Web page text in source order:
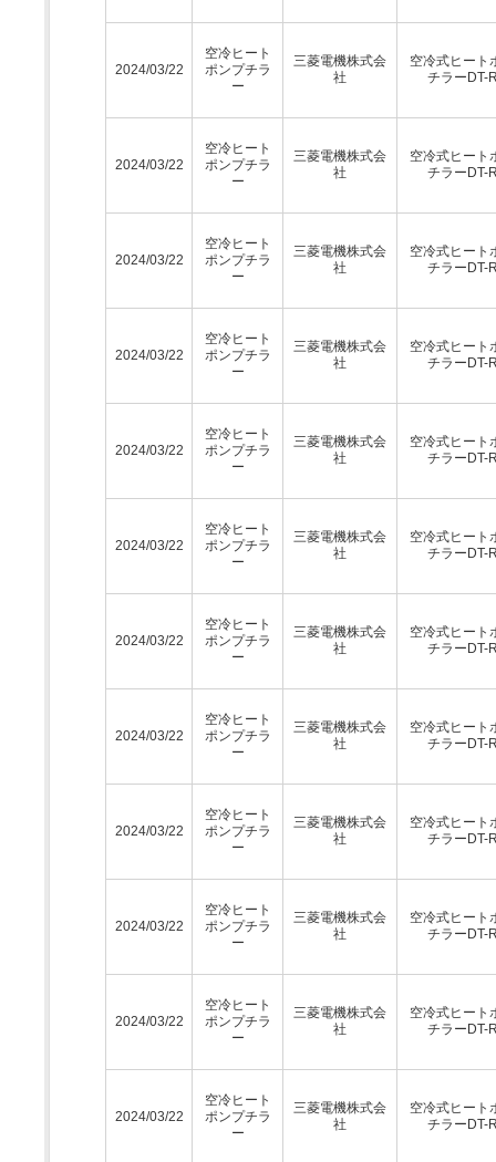
2024/03/22
空冷ヒート
ポンプチラ
ー
三菱電機株式会
社
空冷式ヒート
チラーDT-
2024/03/22
空冷ヒート
ポンプチラ
ー
三菱電機株式会
社
空冷式ヒート
チラーDT-
2024/03/22
空冷ヒート
ポンプチラ
ー
三菱電機株式会
社
空冷式ヒート
チラーDT-
2024/03/22
空冷ヒート
ポンプチラ
ー
三菱電機株式会
社
空冷式ヒート
チラーDT-
2024/03/22
空冷ヒート
ポンプチラ
ー
三菱電機株式会
社
空冷式ヒート
チラーDT-
2024/03/22
空冷ヒート
ポンプチラ
ー
三菱電機株式会
社
空冷式ヒート
チラーDT-
2024/03/22
空冷ヒート
ポンプチラ
ー
三菱電機株式会
社
空冷式ヒート
チラーDT-
2024/03/22
空冷ヒート
ポンプチラ
ー
三菱電機株式会
社
空冷式ヒート
チラーDT-
2024/03/22
空冷ヒート
ポンプチラ
ー
三菱電機株式会
社
空冷式ヒート
チラーDT-
2024/03/22
空冷ヒート
ポンプチラ
ー
三菱電機株式会
社
空冷式ヒート
チラーDT-
2024/03/22
空冷ヒート
ポンプチラ
ー
三菱電機株式会
社
空冷式ヒート
チラーDT-
2024/03/22
空冷ヒート
ポンプチラ
ー
三菱電機株式会
社
空冷式ヒート
チラーDT-